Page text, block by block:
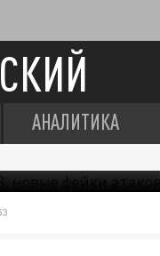
АНАЛИТИКА